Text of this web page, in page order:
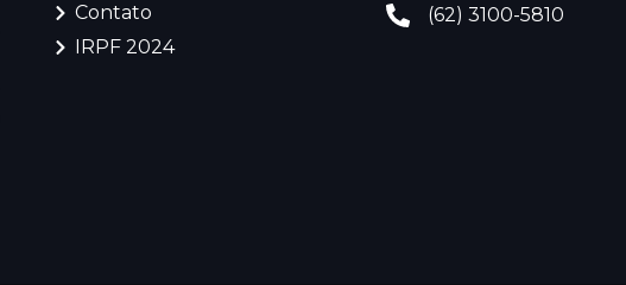
Contato
IRPF 2024
(62) 3100-5810